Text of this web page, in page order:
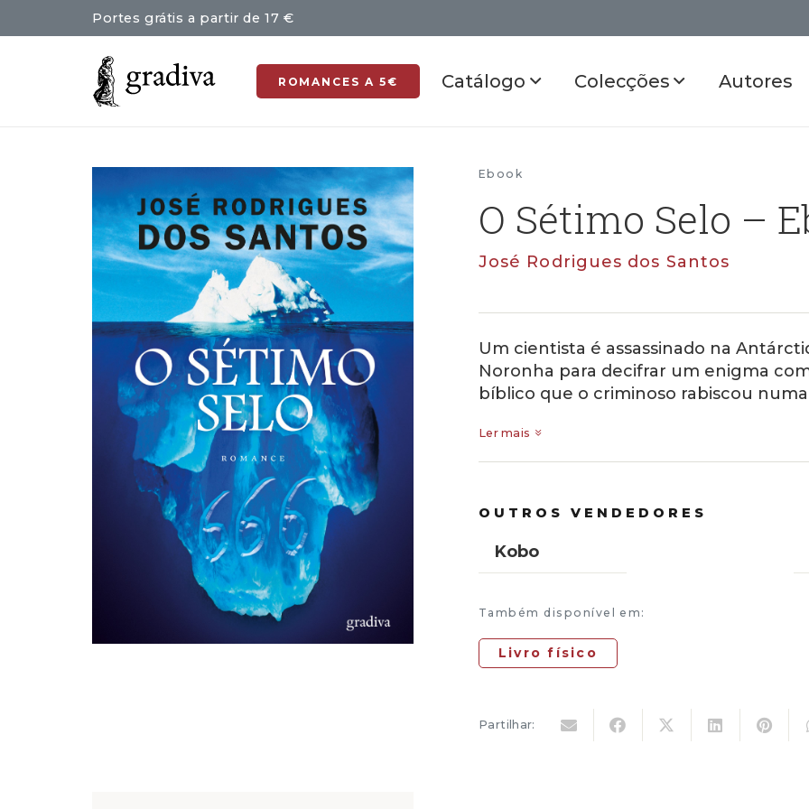
Portes grátis a partir de 17 €
ROMANCES A 5€ Catálogo Colecções Autores
Ebook
O Sétimo Selo –
José Rodrigues dos Santos
Um cientista é assassinado na
Noronha para decifrar um enigma
bíblico que o criminoso rabiscou
Ler mais
OUTROS VENDEDORES
Kobo
Também disponível em:
Livro físico
Partilhar: